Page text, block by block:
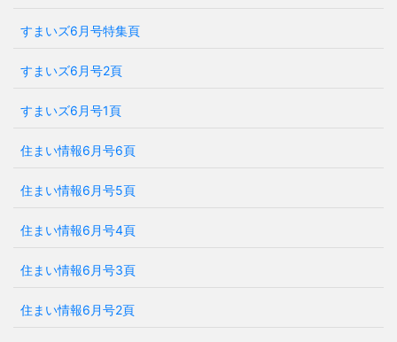
すまいズ6月号特集頁
すまいズ6月号2頁
すまいズ6月号1頁
住まい情報6月号6頁
住まい情報6月号5頁
住まい情報6月号4頁
住まい情報6月号3頁
住まい情報6月号2頁